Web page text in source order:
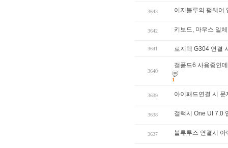
3643 이지블루의 펌웨어
3642 키보드, 마우스 일
3641 로지텍 G304 연결
3640
갤폴드6 사용중인
1
3639 아이패드연결 시
3638 갤럭시 One UI 7.0
3637 블루투스 연결시